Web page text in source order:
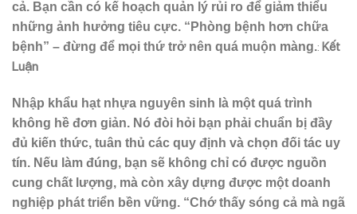
cả. Bạn cần có kế hoạch quản lý rủi ro để giảm thiểu
những ảnh hưởng tiêu cực. “Phòng bệnh hơn chữa
bệnh” – đừng để mọi thứ trở nên quá muộn màng.: Kết
Luận
Nhập khẩu hạt nhựa nguyên sinh là một quá trình
không hề đơn giản. Nó đòi hỏi bạn phải chuẩn bị đầy
đủ kiến thức, tuân thủ các quy định và chọn đối tác uy
tín. Nếu làm đúng, bạn sẽ không chỉ có được nguồn
cung chất lượng, mà còn xây dựng được một doanh
nghiệp phát triển bền vững. “Chớ thấy sóng cả mà ngã